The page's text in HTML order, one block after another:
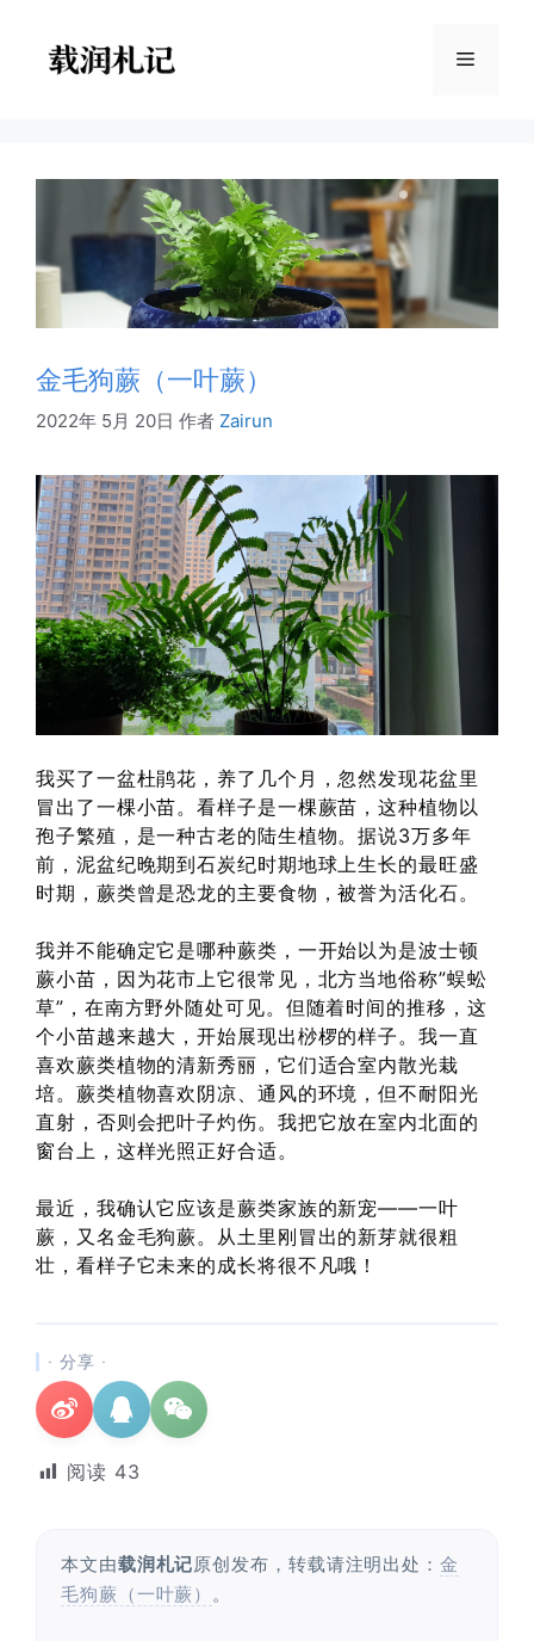
菜
金毛狗蕨（一叶蕨）
2022年 5月 20日 作者 Zairun
我买了一盆杜鹃花，养了几个月，忽然发现花盆里
冒出了一棵小苗。看样子是一棵蕨苗，这种植物以
孢子繁殖，是一种古老的陆生植物。据说3万多年
前，泥盆纪晚期到石炭纪时期地球上生长的最旺盛
时期，蕨类曾是恐龙的主要食物，被誉为活化石。
我并不能确定它是哪种蕨类，一开始以为是波士顿
蕨小苗，因为花市上它很常见，北方当地俗称”蜈蚣
草”，在南方野外随处可见。但随着时间的推移，这
个小苗越来越大，开始展现出桫椤的样子。我一直
喜欢蕨类植物的清新秀丽，它们适合室内散光栽
培。蕨类植物喜欢阴凉、通风的环境，但不耐阳光
直射，否则会把叶子灼伤。我把它放在室内北面的
窗台上，这样光照正好合适。
最近，我确认它应该是蕨类家族的新宠——一叶
蕨，又名金毛狗蕨。从土里刚冒出的新芽就很粗
壮，看样子它未来的成长将很不凡哦！
· 分享 ·
阅读 43
本文由载润札记原创发布，转载请注明出处：金
毛狗蕨（一叶蕨） 。